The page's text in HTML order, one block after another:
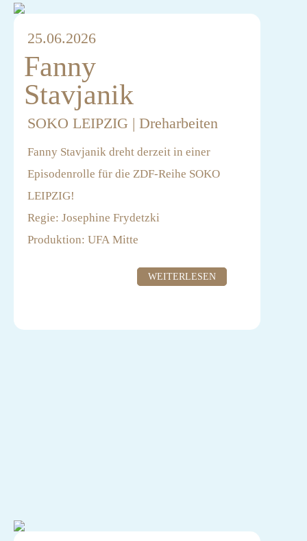
25.06.2026
Fanny
Stavjanik
SOKO LEIPZIG | Dreharbeiten
Fanny Stavjanik dreht derzeit in einer
Episodenrolle für die ZDF-Reihe SOKO
LEIPZIG!
Regie: Josephine Frydetzki
Produktion: UFA Mitte
WEITERLESEN